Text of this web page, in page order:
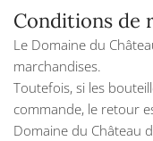
Conditions de
Le Domaine du
marchandises.
Toutefois, si les
commande, le retour
Domaine du Château